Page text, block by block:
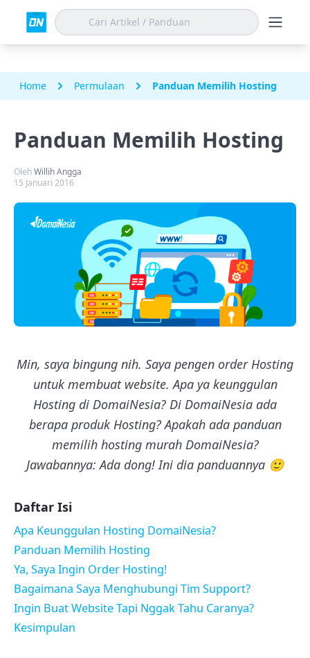
Home Permulaan Panduan Memilih Hosting
Panduan Memilih Hosting
OlehWillih Angga
15 Januari 2016
Min, saya bingung nih. Saya pengen order Hosting
untuk membuat website. Apa ya keunggulan
Hosting di DomaiNesia? Di DomaiNesia ada
berapa produk Hosting? Apakah ada panduan
memilih hosting murah DomaiNesia?
Jawabannya: Ada dong! Ini dia panduannya 🙂
Daftar Isi
Apa Keunggulan Hosting DomaiNesia?
Panduan Memilih Hosting
Ya, Saya Ingin Order Hosting!
Bagaimana Saya Menghubungi Tim Support?
Ingin Buat Website Tapi Nggak Tahu Caranya?
Kesimpulan